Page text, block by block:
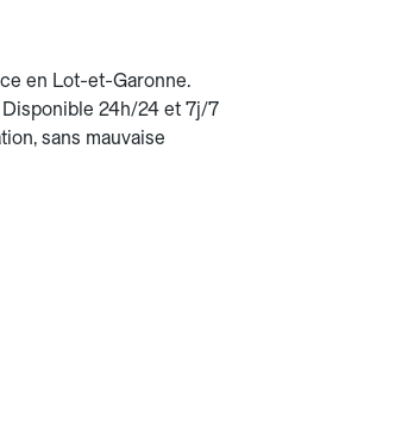
en Lot-et-Garonne.
Disponible 24h/24 et 7j/7
sans mauvaise